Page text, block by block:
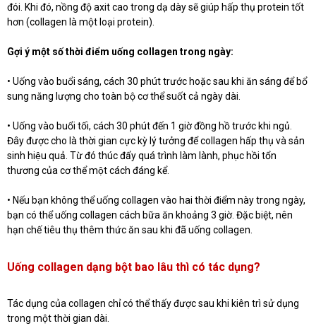
đói. Khi đó, nồng độ axit cao trong dạ dày sẽ giúp hấp thụ protein tốt
hơn (collagen là một loại protein).
Gợi ý một số thời điểm uống collagen trong ngày:
• Uống vào buổi sáng, cách 30 phút trước hoặc sau khi ăn sáng để bổ
sung năng lượng cho toàn bộ cơ thể suốt cả ngày dài.
• Uống vào buổi tối, cách 30 phút đến 1 giờ đồng hồ trước khi ngủ.
Đây được cho là thời gian cực kỳ lý tưởng để collagen hấp thụ và sản
sinh hiệu quả. Từ đó thúc đẩy quá trình làm lành, phục hồi tổn
thương của cơ thể một cách đáng kể.
• Nếu bạn không thể uống collagen vào hai thời điểm này trong ngày,
bạn có thể uống collagen cách bữa ăn khoảng 3 giờ. Đặc biệt, nên
hạn chế tiêu thụ thêm thức ăn sau khi đã uống collagen.
Uống collagen dạng bột bao lâu thì có tác dụng?
Tác dụng của collagen chỉ có thể thấy được sau khi kiên trì sử dụng
trong một thời gian dài.